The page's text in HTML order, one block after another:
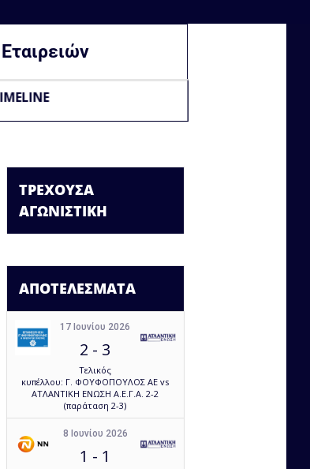
Εταιρειών
ΤΡΕΧΟΥΣΑ
ΑΓΩΝΙΣΤΙΚΗ
ΑΠΟΤΕΛΕΣΜΑΤΑ
17 Ιουνίου 2026
2 - 3
Τελικός
κυπέλλου: Γ. ΦΟΥΦΟΠΟΥΛΟΣ ΑΕ vs
ΑΤΛΑΝΤΙΚΗ ΕΝΩΣΗ Α.Ε.Γ.Α. 2-2
(παράταση 2-3)
8 Ιουνίου 2026
1 - 1